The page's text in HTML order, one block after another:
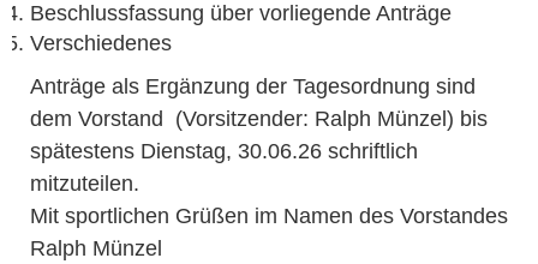
Beschlussfassung über vorliegende Anträge
Verschiedenes
Anträge als Ergänzung der Tagesordnung sind
dem Vorstand (Vorsitzender: Ralph Münzel) bis
spätestens Dienstag, 30.06.26 schriftlich
mitzuteilen.
Mit sportlichen Grüßen im Namen des Vorstandes
Ralph Münzel